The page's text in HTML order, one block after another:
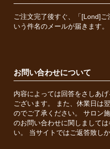
ご注文完了後すぐ、「[Lond]
いう件名のメールが届きます。
お問い合わせについて
内容によっては回答をさしあ
ございます。 また、休業日は
のでご了承ください。 サロン
のお問い合わせに関しまして
い。 当サイトではご返答致し